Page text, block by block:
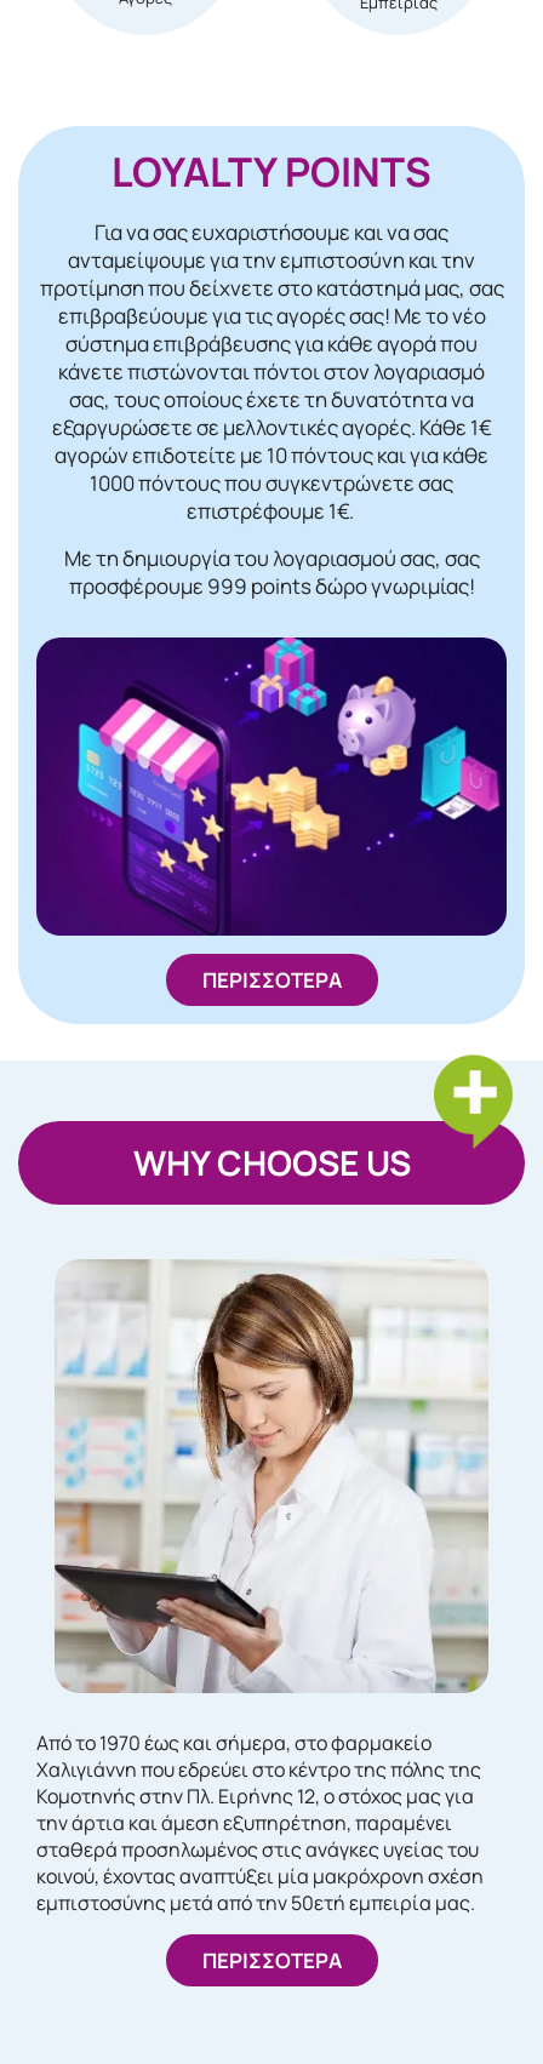
LOYALTY POINTS
Για να σας ευχαριστήσουμε και να σας
ανταμείψουμε για την εμπιστοσύνη και την
προτίμηση που δείχνετε στο κατάστημά μας, σας
επιβραβεύουμε για τις αγορές σας! Mε το νέο
σύστημα επιβράβευσης για κάθε αγορά που
κάνετε πιστώνονται πόντοι στον λογαριασμό
σας, τους οποίους έχετε τη δυνατότητα να
εξαργυρώσετε σε μελλοντικές αγορές. Κάθε 1€
αγορών επιδοτείτε με 10 πόντους και για κάθε
1000 πόντους που συγκεντρώνετε σας
επιστρέφουμε 1€.
Με τη δημιουργία του λογαριασμού σας, σας
προσφέρουμε 999 points δώρο γνωριμίας!
ΠΕΡΙΣΣΟΤΕΡΑ
WHY CHOOSE US
Από το 1970 έως και σήμερα, στο φαρμακείο
Χαλιγιάννη που εδρεύει στο κέντρο της πόλης της
Κομοτηνής στην Πλ. Ειρήνης 12, ο στόχος μας για
την άρτια και άμεση εξυπηρέτηση, παραμένει
σταθερά προσηλωμένος στις ανάγκες υγείας του
κοινού, έχοντας αναπτύξει μία μακρόχρονη σχέση
εμπιστοσύνης μετά από την 50ετή εμπειρία μας.
ΠΕΡΙΣΣΟΤΕΡΑ